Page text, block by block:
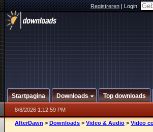
Registreren|Login:
Startpagina Downloads Top downloads
8/8/2026 1:12:59 PM
AfterDawn > Downloads > Video & Audio > Video